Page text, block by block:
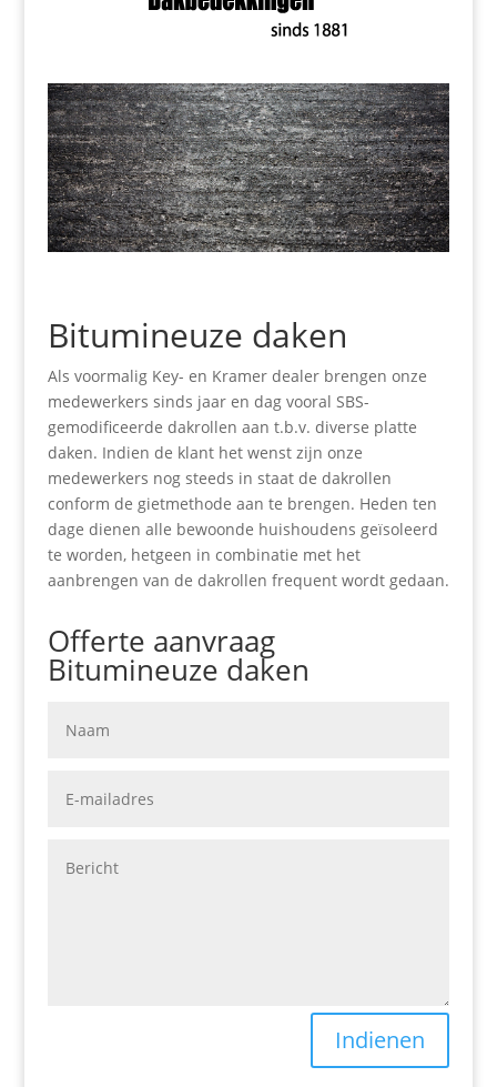
Bitumineuze daken
Als voormalig Key- en Kramer dealer brengen onze
medewerkers sinds jaar en dag vooral SBS-
gemodificeerde dakrollen aan t.b.v. diverse platte
daken. Indien de klant het wenst zijn onze
medewerkers nog steeds in staat de dakrollen
conform de gietmethode aan te brengen. Heden ten
dage dienen alle bewoonde huishoudens geïsoleerd
te worden, hetgeen in combinatie met het
aanbrengen van de dakrollen frequent wordt gedaan.
Offerte aanvraag
Bitumineuze daken
Indienen